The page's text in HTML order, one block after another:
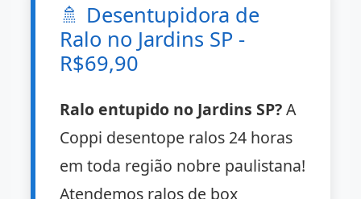
🚿 Desentupidora de
Ralo no Jardins SP -
R$69,90
Ralo entupido no Jardins SP?A
Coppi desentope ralos 24 horas
em toda região nobre paulistana!
Atendemos ralos de box